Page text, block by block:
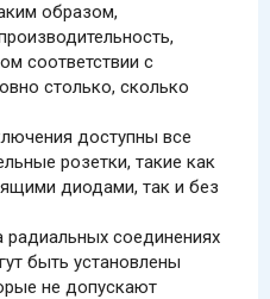
образом,
соответствии с
столько, сколько
доступны все
розетки, такие как
диодами, так и без
соединениях
быть установлены
не допускают